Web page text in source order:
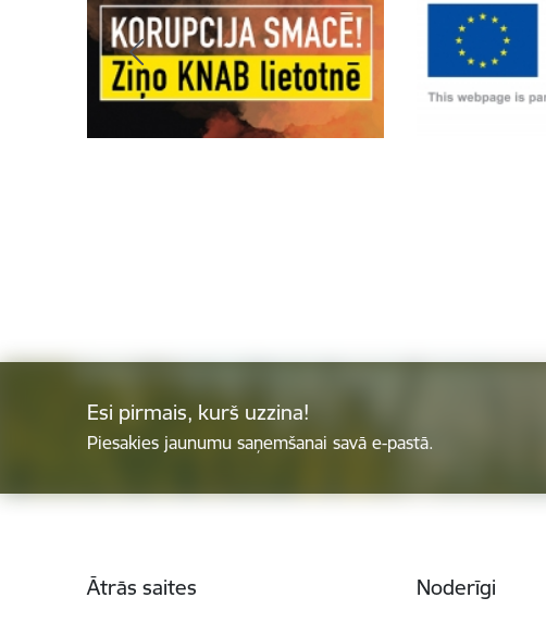
Esi pirmais, kurš uzzina!
Piesakies jaunumu saņemšanai savā e-pastā.
Ātrās saites Noderīgi